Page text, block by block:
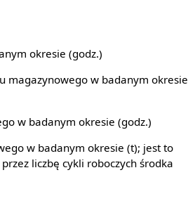
okresie (godz.)
magazynowego w badanym okresie
w badanym okresie (godz.)
w badanym okresie (t); jest to
liczbę cykli roboczych środka